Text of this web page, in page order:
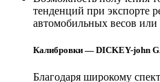
тенденций при экспорте
автомобильных весов или
Калибровки — DICKEY-john
Благодаря широкому